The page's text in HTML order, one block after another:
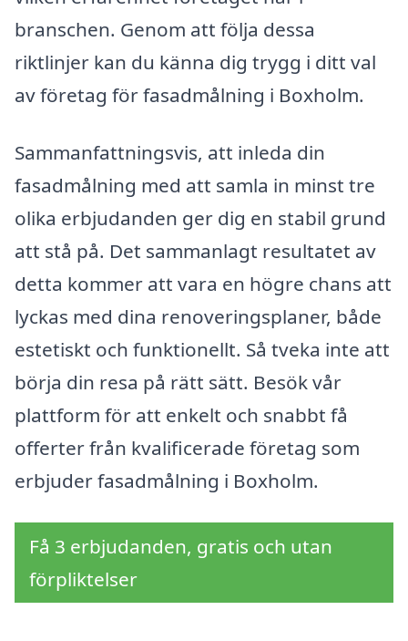
branschen. Genom att följa dessa
riktlinjer kan du känna dig trygg i ditt val
av företag för fasadmålning i Boxholm.
Sammanfattningsvis, att inleda din
fasadmålning med att samla in minst tre
olika erbjudanden ger dig en stabil grund
att stå på. Det sammanlagt resultatet av
detta kommer att vara en högre chans att
lyckas med dina renoveringsplaner, både
estetiskt och funktionellt. Så tveka inte att
börja din resa på rätt sätt. Besök vår
plattform för att enkelt och snabbt få
offerter från kvalificerade företag som
erbjuder fasadmålning i Boxholm.
Få 3 erbjudanden, gratis och utan
förpliktelser